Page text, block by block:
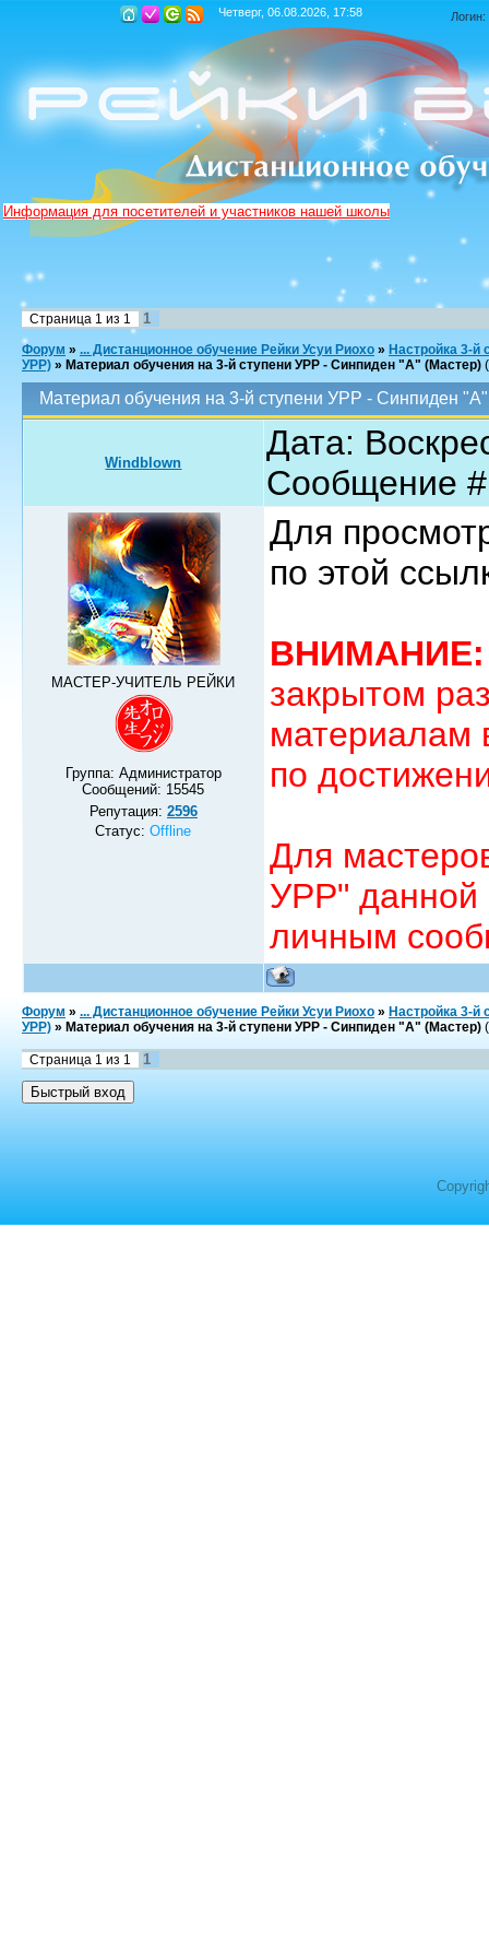
Четверг, 06.08.2026, 17:58 Логин:
Информация для посетителей и участников нашей школы
Страница 1 из 1 1
Форум » ... Дистанционное обучение Рейки Усуи Риохо » Настройка 3-й
УРР) » Материал обучения на 3-й ступени УРР - Синпиден "А" (Мастер)
Материал обучения на 3-й ступени УРР - Синпиден
Windblown
Дата:
Сообщение
МАСТЕР-УЧИТЕЛЬ РЕЙКИ
Группа: Администратор
Сообщений: 15545
Репутация: 2596
Статус:Offline
Для
по этой
ВНИМАНИЕ:
закрытом
материалам
по
Для
УРР" данной
личным
Форум » ... Дистанционное обучение Рейки Усуи Риохо » Настройка 3-й
УРР) » Материал обучения на 3-й ступени УРР - Синпиден "А" (Мастер)
Страница 1 из 1 1